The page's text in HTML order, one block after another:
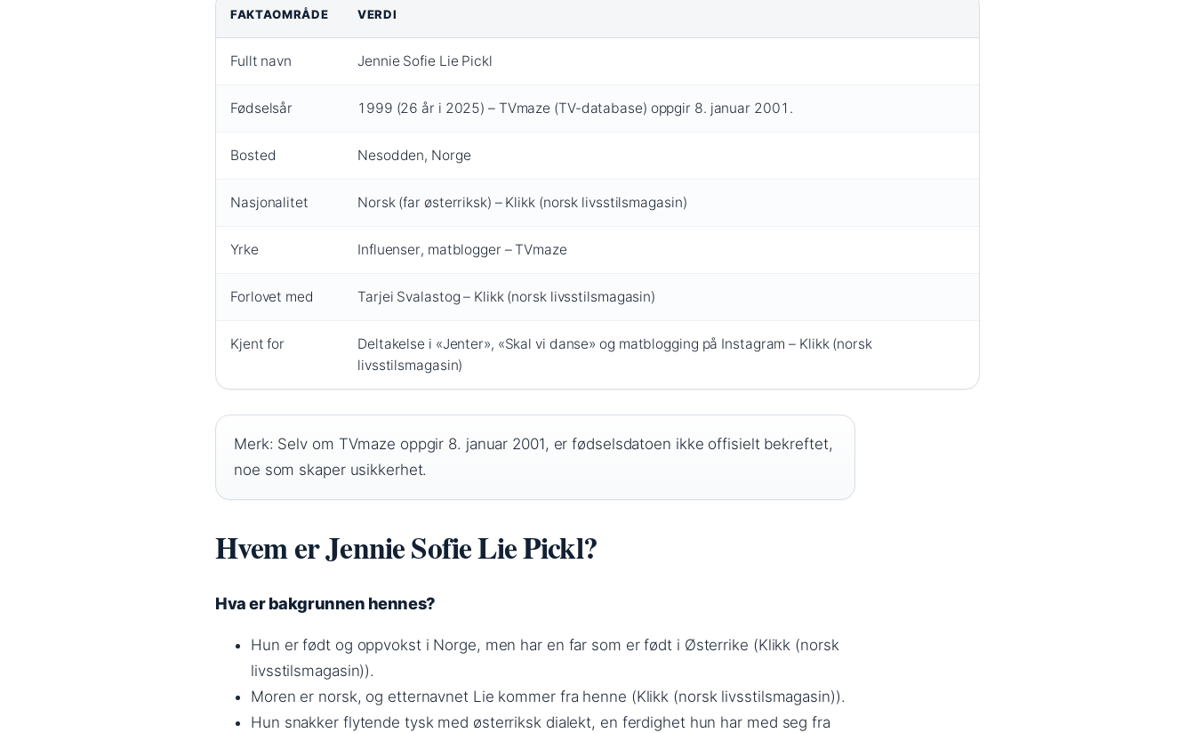
FAKTAOMRÅDE VERDI
Fullt navn Jennie Sofie Lie Pickl
Fødselsår 1999 (26 år i 2025) – TVmaze (TV-database) oppgir 8. januar 2001.
Bosted Nesodden, Norge
Nasjonalitet Norsk (far østerriksk) – Klikk (norsk livsstilsmagasin)
Yrke Influenser, matblogger – TVmaze
Forlovet med Tarjei Svalastog – Klikk (norsk livsstilsmagasin)
Kjent for
Deltakelse i «Jenter», «Skal vi danse» og matblogging på Instagram – Klikk (norsk
livsstilsmagasin)
Merk: Selv om TVmaze oppgir 8. januar 2001, er fødselsdatoen ikke offisielt bekreftet,
noe som skaper usikkerhet.
Hvem er Jennie Sofie Lie Pickl?
Hva er bakgrunnen hennes?
Hun er født og oppvokst i Norge, men har en far som er født i Østerrike (Klikk (norsk
livsstilsmagasin)).
Moren er norsk, og etternavnet Lie kommer fra henne (Klikk (norsk livsstilsmagasin)).
Hun snakker flytende tysk med østerriksk dialekt, en ferdighet hun har med seg fra